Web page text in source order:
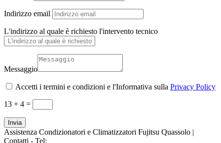
Indirizzo email
L'indirizzo al quale è richiesto l'intervento tecnico
Messaggio
Accetti i termini e condizioni e l'Informativa sulla Privacy Policy
13 + 4 =
Invia
Assistenza Condizionatori e Climatizzatori Fujitsu Quassolo |
Contatti - Tel: